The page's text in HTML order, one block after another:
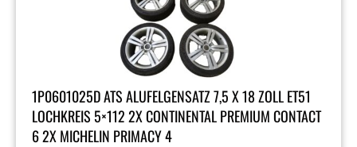
1P0601025D ATS ALUFELGENSATZ 7,5 X 18 ZOLL ET51
LOCHKREIS 5×112 2X CONTINENTAL PREMIUM CONTACT
6 2X MICHELIN PRIMACY 4